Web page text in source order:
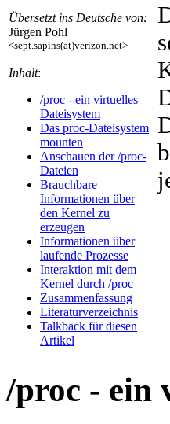
Übersetzt ins Deutsche von:
Jürgen Pohl
<sept.sapins(at)verizon.net>
Inhalt:
/proc - ein virtuelles
Dateisystem
Das proc-Dateisystem
mounten
Anschauen der /proc-
Dateien
Brauchbare
Informationen über
den Kernel zu
erzeugen
Informationen über
laufende Prozesse
Interaktion mit dem
Kernel durch /proc
Zusammenfassung
Literaturverzeichnis
Talkback für diesen
Artikel
/proc - ein